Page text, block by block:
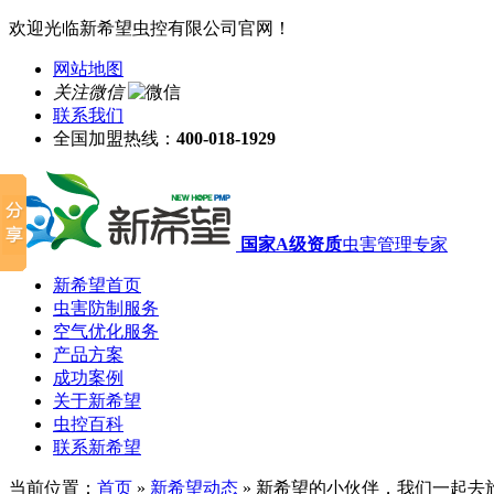
欢迎光临新希望虫控有限公司官网！
网站地图
关注微信
联系我们
全国加盟热线： 400-018-1929
国家A级资质虫害管理专家
新希望首页
虫害防制服务
空气优化服务
产品方案
成功案例
关于新希望
虫控百科
联系新希望
当前位置： 首页 » 新希望动态 » 新希望的小伙伴，我们一起去